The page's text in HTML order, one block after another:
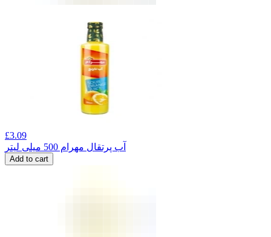
£3.09
آب پرتقال مهرام 500 میلی لیتر
Add to cart